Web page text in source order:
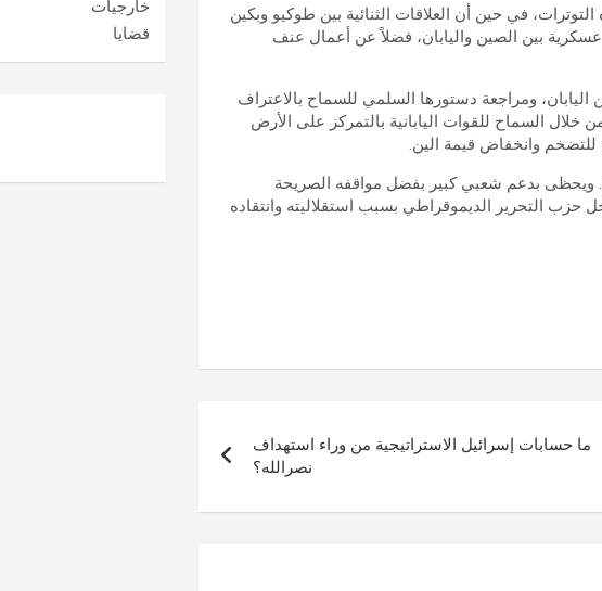
في حين أن العلاقات الثنائية بين طوكيو وبكين
بين الصين واليابان، فضلاً عن أعمال عنف
ومراجعة دستورها السلمي للسماح بالاعتراف
خلال السماح للقوات اليابانية بالتمركز على الأرض
للتضخم وانخفاض قيمة الين.
ويحظى بدعم شعبي كبير بفضل مواقفه الصريحة
حزب التحرير الديموقراطي بسبب استقلاليته وانتقاده
ما حسابات إسرائيل الاستراتيجية من وراء استهداف
نصرالله؟
خارجيات
قضايا